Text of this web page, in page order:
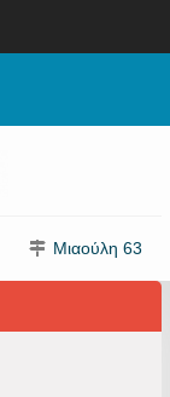
Μιαούλη 63